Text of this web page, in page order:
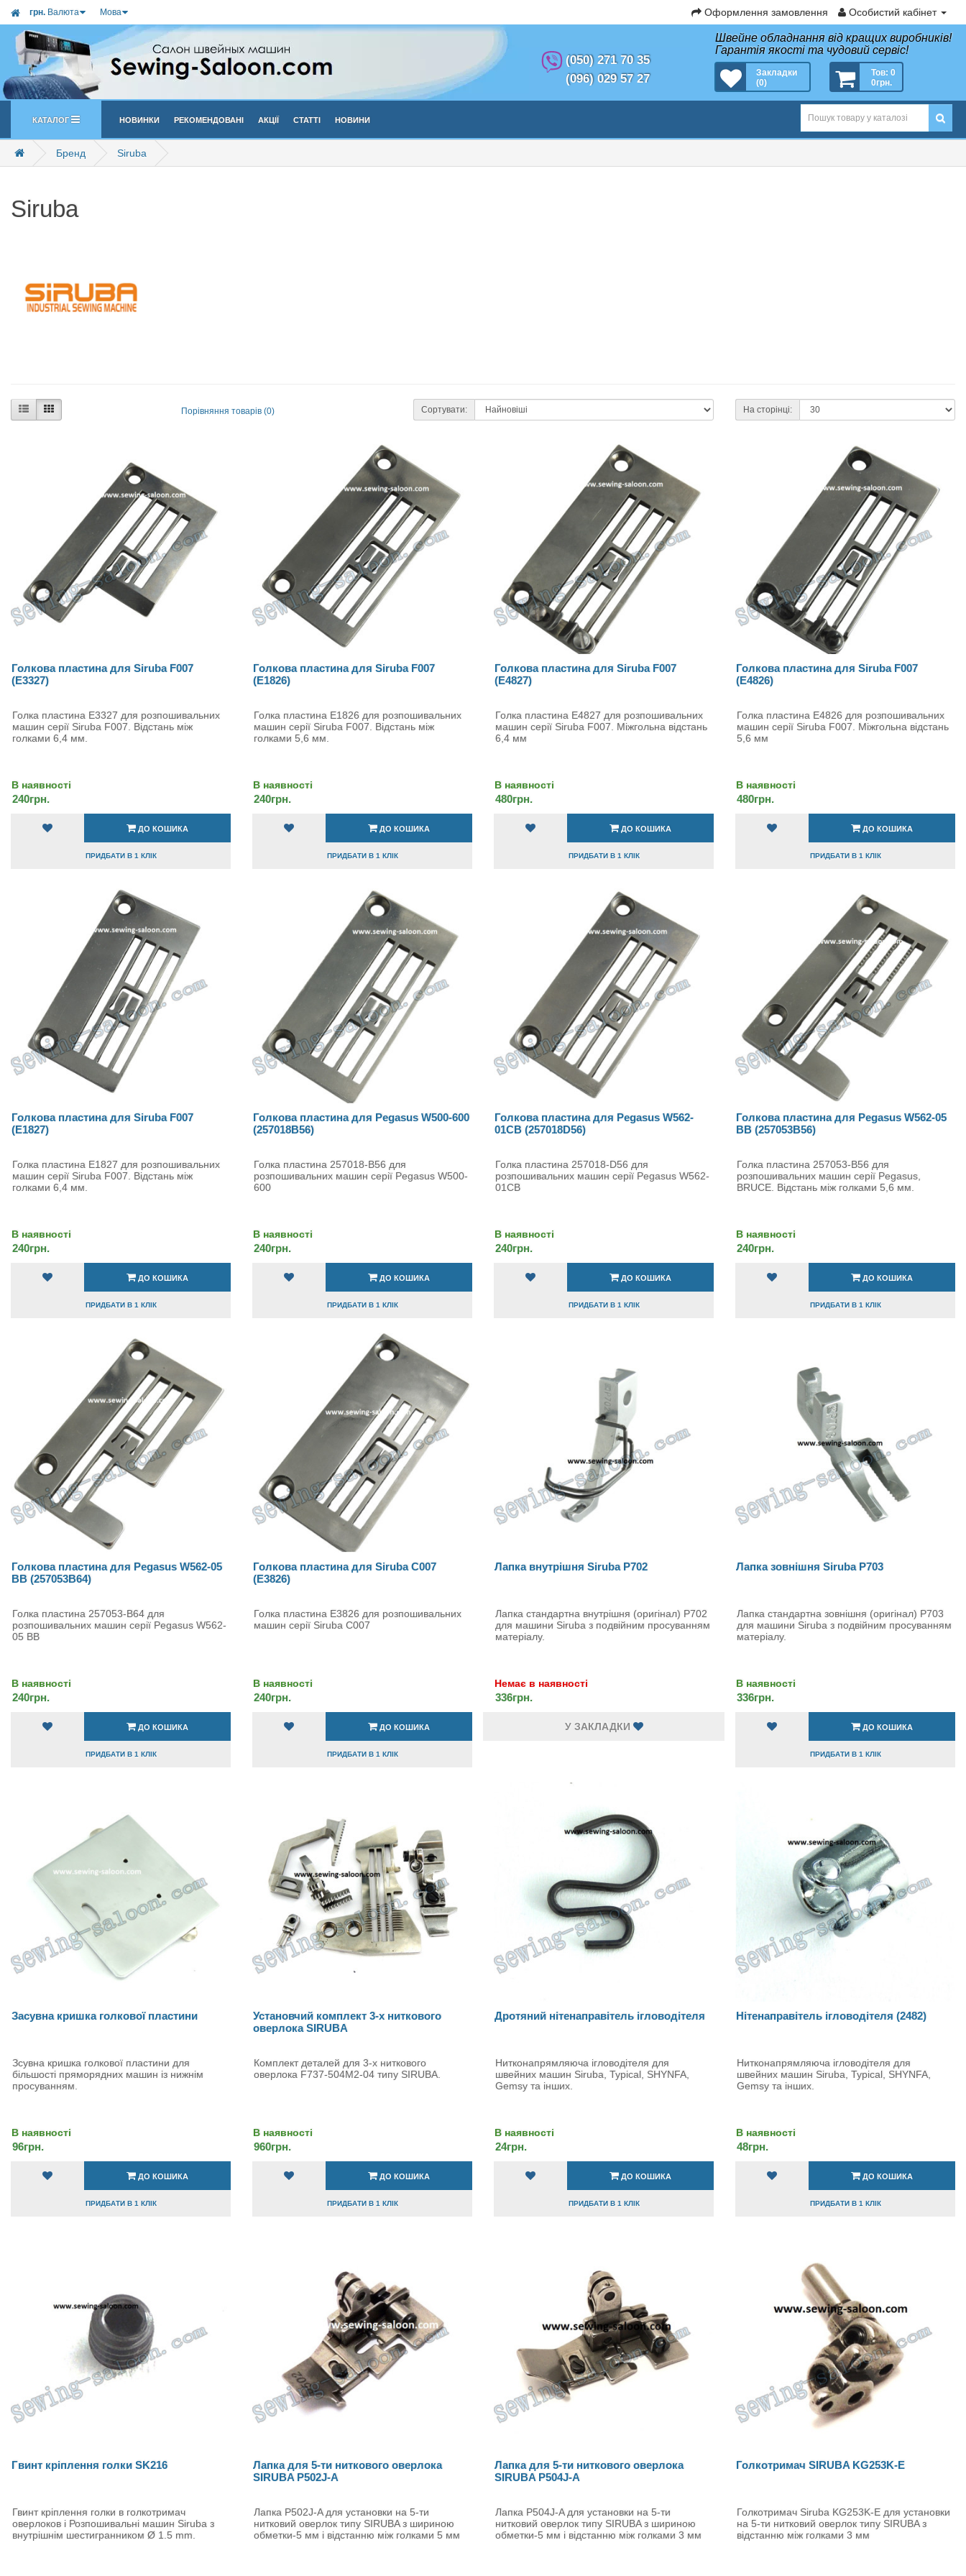
грн. Валюта Мова Оформлення замовлення Особистий кабінет
(050) 271 70 35
(096) 029 57 27
Швейне обладнання від кращих виробників!
Гарантія якості та чудовий сервіс!
Закладки
(0)
Тов: 0
0грн.
Каталог Новинки Рекомендовані Акції Статті Новини
Бренд Siruba
Siruba
Порівняння товарів (0) Сортувати: На сторінці:
Голкова пластина для Siruba F007
(E3327)
Голка пластина E3327 для розпошивальних
машин серії Siruba F007. Відстань між
голками 6,4 мм.
В наявності
240грн.
ДО КОШИКА
ПРИДБАТИ В 1 КЛІК
Голкова пластина для Siruba F007
(E1826)
Голка пластина E1826 для розпошивальних
машин серії Siruba F007. Відстань між
голками 5,6 мм.
В наявності
240грн.
ДО КОШИКА
ПРИДБАТИ В 1 КЛІК
Голкова пластина для Siruba F007
(E4827)
Голка пластина E4827 для розпошивальних
машин серії Siruba F007. Міжгольна відстань
6,4 мм
В наявності
480грн.
ДО КОШИКА
ПРИДБАТИ В 1 КЛІК
Голкова пластина для Siruba F007
(E4826)
Голка пластина E4826 для розпошивальних
машин серії Siruba F007. Міжгольна відстань
5,6 мм
В наявності
480грн.
ДО КОШИКА
ПРИДБАТИ В 1 КЛІК
Голкова пластина для Siruba F007
(E1827)
Голка пластина E1827 для розпошивальних
машин серії Siruba F007. Відстань між
голками 6,4 мм.
В наявності
240грн.
ДО КОШИКА
ПРИДБАТИ В 1 КЛІК
Голкова пластина для Pegasus W500-600
(257018B56)
Голка пластина 257018-B56 для
розпошивальних машин серії Pegasus W500-
600
В наявності
240грн.
ДО КОШИКА
ПРИДБАТИ В 1 КЛІК
Голкова пластина для Pegasus W562-
01CB (257018D56)
Голка пластина 257018-D56 для
розпошивальних машин серії Pegasus W562-
01CB
В наявності
240грн.
ДО КОШИКА
ПРИДБАТИ В 1 КЛІК
Голкова пластина для Pegasus W562-05
BB (257053B56)
Голка пластина 257053-B56 для
розпошивальних машин серії Pegasus,
BRUCE. Відстань між голками 5,6 мм.
В наявності
240грн.
ДО КОШИКА
ПРИДБАТИ В 1 КЛІК
Голкова пластина для Pegasus W562-05
BB (257053B64)
Голка пластина 257053-B64 для
розпошивальних машин серії Pegasus W562-
05 BB
В наявності
240грн.
ДО КОШИКА
ПРИДБАТИ В 1 КЛІК
Голкова пластина для Siruba C007
(E3826)
Голка пластина E3826 для розпошивальних
машин серії Siruba C007
В наявності
240грн.
ДО КОШИКА
ПРИДБАТИ В 1 КЛІК
Лапка внутрішня Siruba P702
Лапка стандартна внутрішня (оригінал) P702
для машини Siruba з подвійним просуванням
матеріалу.
Немає в наявності
336грн.
У ЗАКЛАДКИ
Лапка зовнішня Siruba P703
Лапка стандартна зовнішня (оригінал) P703
для машини Siruba з подвійним просуванням
матеріалу.
В наявності
336грн.
ДО КОШИКА
ПРИДБАТИ В 1 КЛІК
Засувна кришка голкової пластини
Зсувна кришка голкової пластини для
більшості пряморядних машин із нижнім
просуванням.
В наявності
96грн.
ДО КОШИКА
ПРИДБАТИ В 1 КЛІК
Установчий комплект 3-х ниткового
оверлока SIRUBA
Комплект деталей для 3-х ниткового
оверлока F737-504M2-04 типу SIRUBA.
В наявності
960грн.
ДО КОШИКА
ПРИДБАТИ В 1 КЛІК
Дротяний нітенаправітель ігловодітеля
Нитконапрямляюча ігловодітеля для
швейних машин Siruba, Typical, SHYNFA,
Gemsy та інших.
В наявності
24грн.
ДО КОШИКА
ПРИДБАТИ В 1 КЛІК
Нітенаправітель ігловодітеля (2482)
Нитконапрямляюча ігловодітеля для
швейних машин Siruba, Typical, SHYNFA,
Gemsy та інших.
В наявності
48грн.
ДО КОШИКА
ПРИДБАТИ В 1 КЛІК
Гвинт кріплення голки SK216
Гвинт кріплення голки в голкотримач
оверлоков і Розпошивальні машин Siruba з
внутрішнім шестигранником Ø 1.5 mm.
Лапка для 5-ти ниткового оверлока
SIRUBA P502J-A
Лапка P502J-A для установки на 5-ти
нитковий оверлок типу SIRUBA з шириною
обметки-5 мм і відстанню між голками 5 мм
Лапка для 5-ти ниткового оверлока
SIRUBA P504J-A
Лапка P504J-A для установки на 5-ти
нитковий оверлок типу SIRUBA з шириною
обметки-5 мм і відстанню між голками 3 мм
Голкотримач SIRUBA KG253K-E
Голкотримач Siruba KG253K-E для установки
на 5-ти нитковий оверлок типу SIRUBA з
відстанню між голками 3 мм